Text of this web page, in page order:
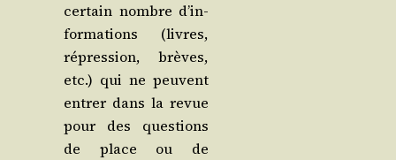
cer­tain nombre d’in­
for­ma­tions (livres,
répres­sion, brèves,
etc.) qui ne peuvent
entrer dans la revue
pour des ques­tions
de place ou de